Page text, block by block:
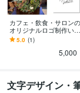
カフェ・飲食・サロンの
オリジナルロゴ制作いた
します 手描き文字から想
いをカタチに。
5.0 (1)
5,000
文字デザイン・